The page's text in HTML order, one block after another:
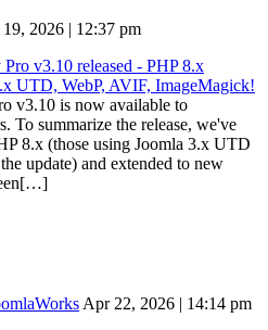
19, 2026 | 12:37 pm
v3.10 is now available to
To summarize the release, we've
8.x (those using Joomla 3.x UTD
update) and extended to new
Apr 22, 2026 | 14:14 pm